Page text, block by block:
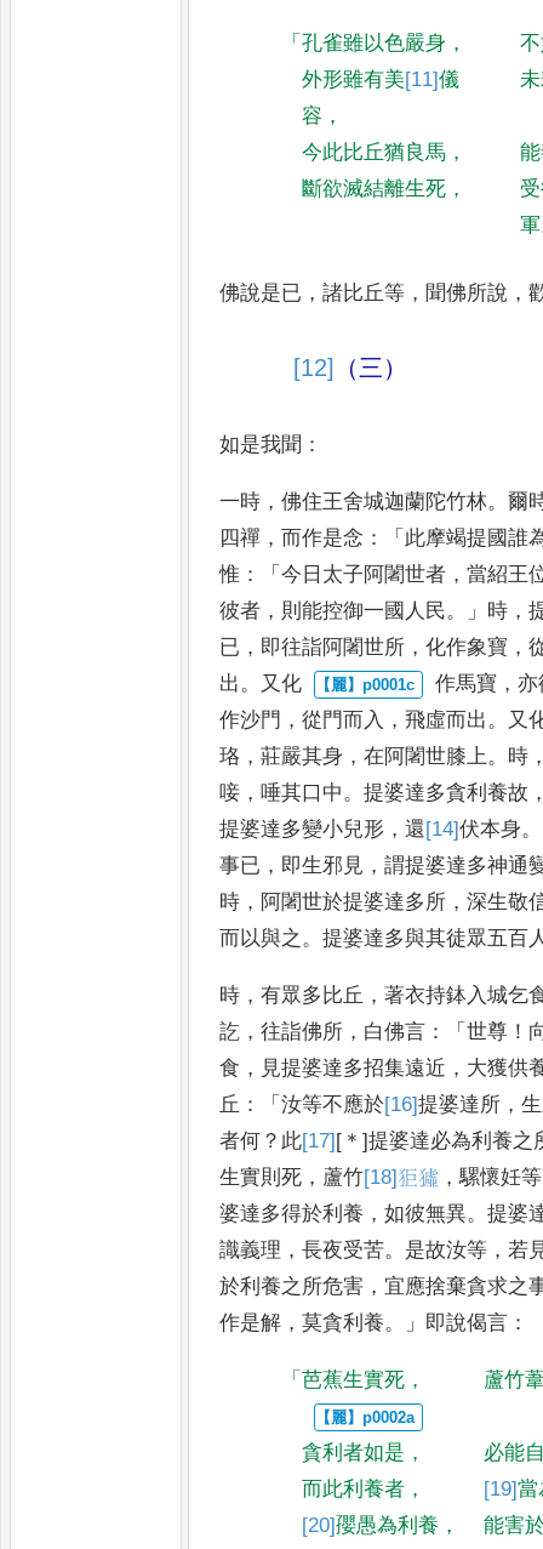
「孔雀雖以色嚴身 ，
外形雖有美[11]儀
容 ，
今此比丘猶良馬 ，
斷欲滅結離生死 ，
軍
佛說是已 ，諸比丘等 ， 聞佛所說 ，
[12] （三）
如是我聞 ：
一時 ，佛住王舍城迦蘭陀竹林。爾
四禪 ，而作是念 ：「 此摩竭提國誰
惟 ：「今日太子阿闍世者 ，當紹王
彼者 ， 則能控御一國人民。」 時 ，
已 ， 即往詣阿闍世所 ，化作象寶 ，
出。 又化 作馬寶 ，亦
作沙門 ，從門而入 ，飛虛而出。
又
珞 ，莊嚴其身 ，在阿闍世膝上。 時
唼 ，唾其口 中。提婆達多貪利養故
提婆達多變小兒形 ，還[14]伏本身。
事已 ， 即生邪見 ，謂提婆達多神通
時 ， 阿闍世於提婆達多所 ，深生敬
而以與之。提婆達多與其徒眾五百
時 ，有眾多比丘 ，著衣持鉢入城乞
訖 ，往詣佛所 ， 白佛言 ：「世尊 ！
食 ， 見提婆達多招集遠近 ， 大獲供
丘 ：「汝等不應於[16]提婆達所 ，
者何 ？ 此[17][＊]提婆達必為利養之
生實則死 ， 蘆竹[18]𤝙𤡣 ，騾懷妊等
婆達多得於利養 ，如彼無異。提婆
識義理 ，長夜受苦。 是故汝等 ，若
於利養之所危害 ， 宜應捨棄貪求之
作是解 ，莫貪利養。」 即說偈言 ：
「芭蕉生實死 ， 蘆竹
貪利者如是 ，
必能
而此利養者 ， [19]當
[20]孾愚為利養 ， 能害